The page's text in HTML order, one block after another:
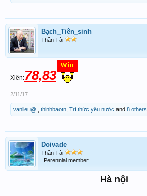
Bạch_Tiên_sinh
Thần Tài
Xiên:78,83
2/11/17
vanlieu@. thinhbaotn Trí thức yêu nước and 8 others
Doivade
Thần Tài
Perennial member
Hà nội